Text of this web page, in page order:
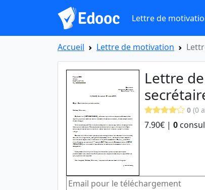
Lettre de
Accueil Lettre de motivation
Lettre
0 (0
7.90€ | 0